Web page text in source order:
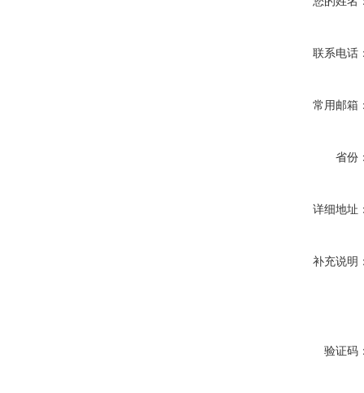
联系电话
常用邮箱
省份
详细地址
补充说明
验证码